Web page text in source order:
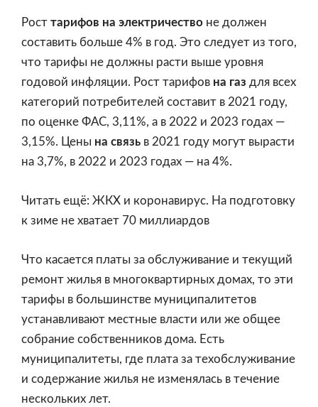
Рост тарифов на электричество не должен
составить больше 4% в год. Это следует из того,
что тарифы не должны расти выше уровня
годовой инфляции. Рост тарифов на газ для всех
категорий потребителей составит в 2021 году,
по оценке ФАС, 3,11%, а в 2022 и 2023 годах —
3,15%. Цены на связь в 2021 году могут вырасти
на 3,7%, в 2022 и 2023 годах — на 4%.
Читать ещё: ЖКХ и коронавирус. На подготовку
к зиме не хватает 70 миллиардов
Что касается платы за обслуживание и текущий
ремонт жилья в многоквартирных домах, то эти
тарифы в большинстве муниципалитетов
устанавливают местные власти или же общее
собрание собственников дома. Есть
муниципалитеты, где плата за техобслуживание
и содержание жилья не изменялась в течение
нескольких лет.